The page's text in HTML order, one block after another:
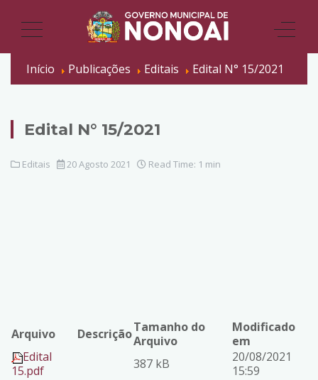
Início Publicações Editais Edital N° 15/2021
Edital N° 15/2021
Editais 20 Agosto 2021 Read Time: 1 min
Arquivo DescriçãoTamanho do
Arquivo
Modificado
em
Edital
15.pdf
387 kB
20/08/2021
15:59